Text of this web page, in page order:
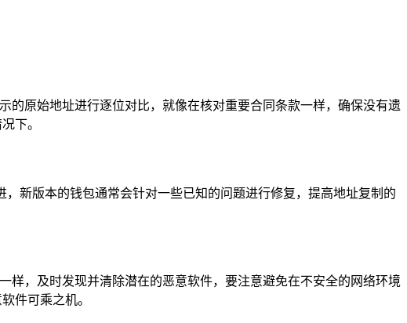
原始地址进行逐位对比，就像在核对重要合同条款一样，确保没有遗
下。
新版本的钱包通常会针对一些已知的问题进行修复，提高地址复制的
样，及时发现并清除潜在的恶意软件，要注意避免在不安全的网络环境
件可乘之机。